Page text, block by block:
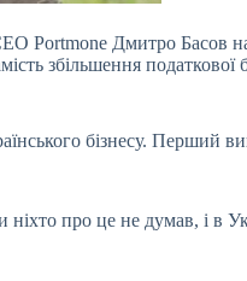
Portmone Дмитро Басов
збільшення
бізнесу. Перший
про це не думав, і в